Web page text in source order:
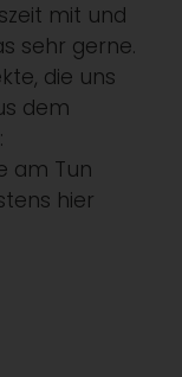
mit und
sehr gerne.
die uns
dem
am Tun
hier